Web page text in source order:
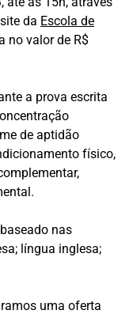
da Escola de
no valor de R$
a prova escrita
de aptidão
físico,
nas
língua inglesa;
uma oferta